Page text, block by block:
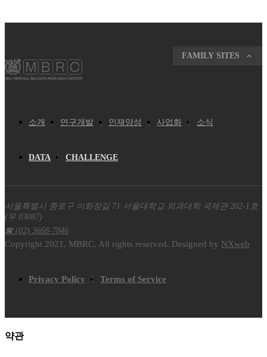
소개 연구개발 인재양성 사업화 소식
DATA CHALLENGE
FAMILY SITES
서울특별시 종로구 이화장길 71 서울대학교 의과대학 국제관 202-1호
(우 03087)
☎ (02) 3668-7846
Copyright 2021. MBRC. All rights reserved. Designed by NXweb
Privacy Policy Terms of Service
약관